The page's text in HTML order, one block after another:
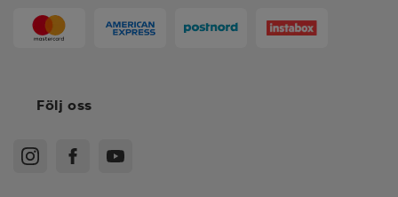
Följ oss